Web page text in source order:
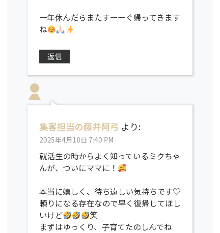
一年休んだらまたすーーぐ帰ってきます
ね
返信
集客担当の藤井阿弓 より:
2025年4月10日 7:40 PM
就活生の時からよく知っているミクちゃ
んが、ついにママに！
本当に嬉しく、待ち遠しい気持ちです♡
頼りになる存在なので早く復帰してほし
いけど
笑
まずはゆっくり、子育てたのしんでね